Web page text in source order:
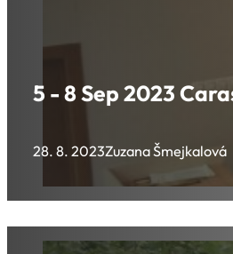
5 - 8 Sep 2023
28. 8. 2023Zuzana Šmejkalová